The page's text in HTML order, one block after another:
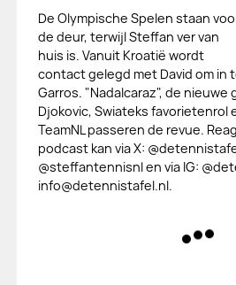
De Olympische Spelen staan
de deur, terwijl Steffan ver van
huis is. Vanuit Kroatië wordt
contact gelegd met David om in
Garros. "Nadalcaraz", de nieuwe
Djokovic, Swiateks favorietenrol
TeamNL passeren de revue.
podcast kan via X:
@steffantennisnl en via IG:
info@detennistafel.nl.